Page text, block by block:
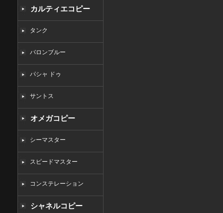
カルティエコピー
タンク
バロンブルー
パシャ ドゥ
サントス
オメガコピー
シーマスター
スピードマスター
コンステレーション
シャネルコピー